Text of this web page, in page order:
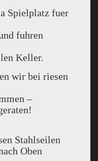
Spielplatz fuer
fuhren
Keller.
wir bei riesen
–
Stahlseilen
Oben